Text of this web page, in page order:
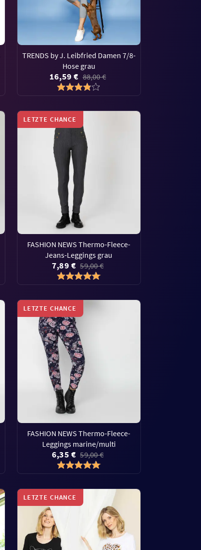
TRENDS by J. Leibfried Damen 7/8-
Hose grau
16,59 € 88,00 €
LETZTE CHANCE
FASHION NEWS Thermo-Fleece-
Jeans-Leggings grau
7,89 € 59,00 €
LETZTE CHANCE
FASHION NEWS Thermo-Fleece-
Leggings marine/multi
6,35 € 59,00 €
LETZTE CHANCE